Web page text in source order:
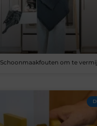
Schoonmaakfouten om te